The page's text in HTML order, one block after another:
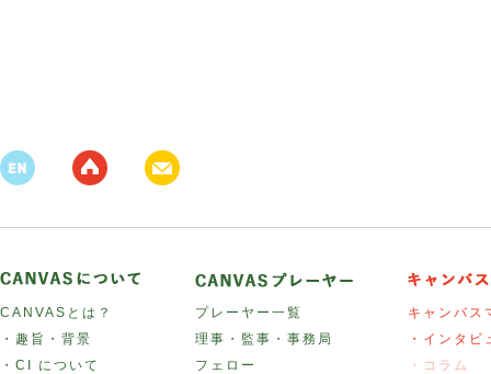
CANVASとは？
・趣旨・背景
・CI について
プレーヤー一覧
理事・監事・事務局
フェロー
キャンバス
・インタビ
・コラム